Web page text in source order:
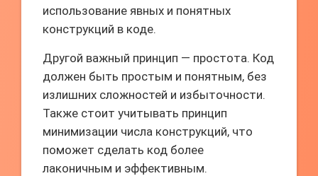
использование явных и понятных
конструкций в коде.
Другой важный принцип — простота. Код
должен быть простым и понятным, без
излишних сложностей и избыточности.
Также стоит учитывать принцип
минимизации числа конструкций, что
поможет сделать код более
лаконичным и эффективным.